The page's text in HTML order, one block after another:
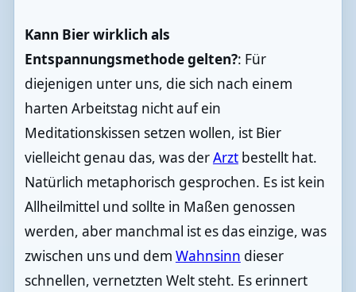
Kann Bier wirklich als
Entspannungsmethode gelten?: Für
diejenigen unter uns, die sich nach einem
harten Arbeitstag nicht auf ein
Meditationskissen setzen wollen, ist Bier
vielleicht genau das, was derArztbestellt hat.
Natürlich metaphorisch gesprochen. Es ist kein
Allheilmittel und sollte in Maßen genossen
werden, aber manchmal ist es das einzige, was
zwischen uns und dem Wahnsinn dieser
schnellen, vernetzten Welt steht. Es erinnert